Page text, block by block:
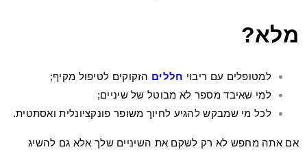
מלא?
למטופלים עם ריבוי חללים הזקוקים לטיפול מקיף;
למי שאיבד מספר לא מבוטל של שיניים;
לכל מי שמבקש להגיע לחיוך משופר פונקציונלית ואסתטית.
אם אתה מחפש לא רק לשקם את השיניים שלך אלא גם להשיג